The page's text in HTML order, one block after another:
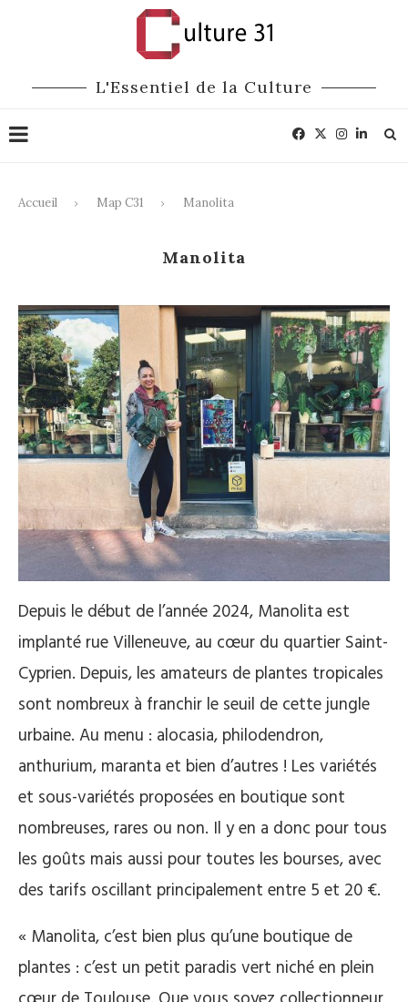
L'Essentiel de la Culture
Accueil Map C31 Manolita
Manolita
Depuis le début de l’année 2024, Manolita est
implanté rue Villeneuve, au cœur du quartier Saint-
Cyprien. Depuis, les amateurs de plantes tropicales
sont nombreux à franchir le seuil de cette jungle
urbaine. Au menu : alocasia, philodendron,
anthurium, maranta et bien d’autres ! Les variétés
et sous-variétés proposées en boutique sont
nombreuses, rares ou non. Il y en a donc pour tous
les goûts mais aussi pour toutes les bourses, avec
des tarifs oscillant principalement entre 5 et 20 €.
« Manolita, c’est bien plus qu’une boutique de
plantes : c’est un petit paradis vert niché en plein